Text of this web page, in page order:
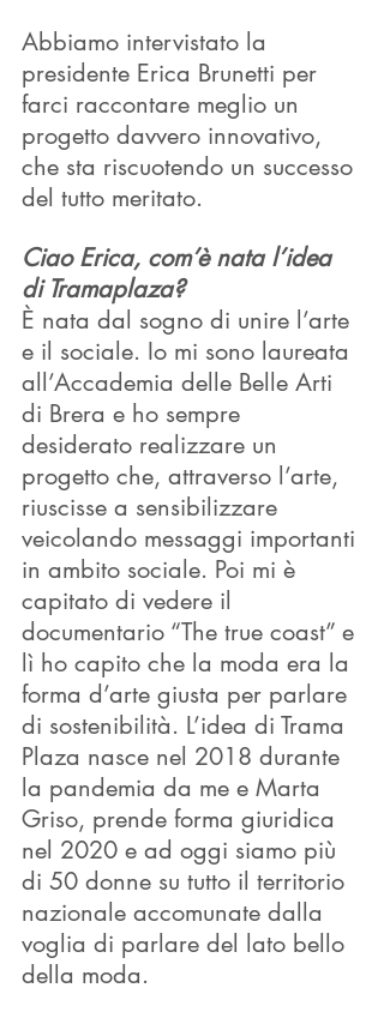
Abbiamo intervistato la
presidente Erica Brunetti per
farci raccontare meglio un
progetto davvero innovativo,
che sta riscuotendo un successo
del tutto meritato.
Ciao Erica, com’è nata l’idea
di Tramaplaza?
È nata dal sogno di unire l’arte
e il sociale. Io mi sono laureata
all’Accademia delle Belle Arti
di Brera e ho sempre
desiderato realizzare un
progetto che, attraverso l’arte,
riuscisse a sensibilizzare
veicolando messaggi importanti
in ambito sociale. Poi mi è
capitato di vedere il
documentario “The true coast” e
lì ho capito che la moda era la
forma d’arte giusta per parlare
di sostenibilità. L’idea di Trama
Plaza nasce nel 2018 durante
la pandemia da me e Marta
Griso, prende forma giuridica
nel 2020 e ad oggi siamo più
di 50 donne su tutto il territorio
nazionale accomunate dalla
voglia di parlare del lato bello
della moda.